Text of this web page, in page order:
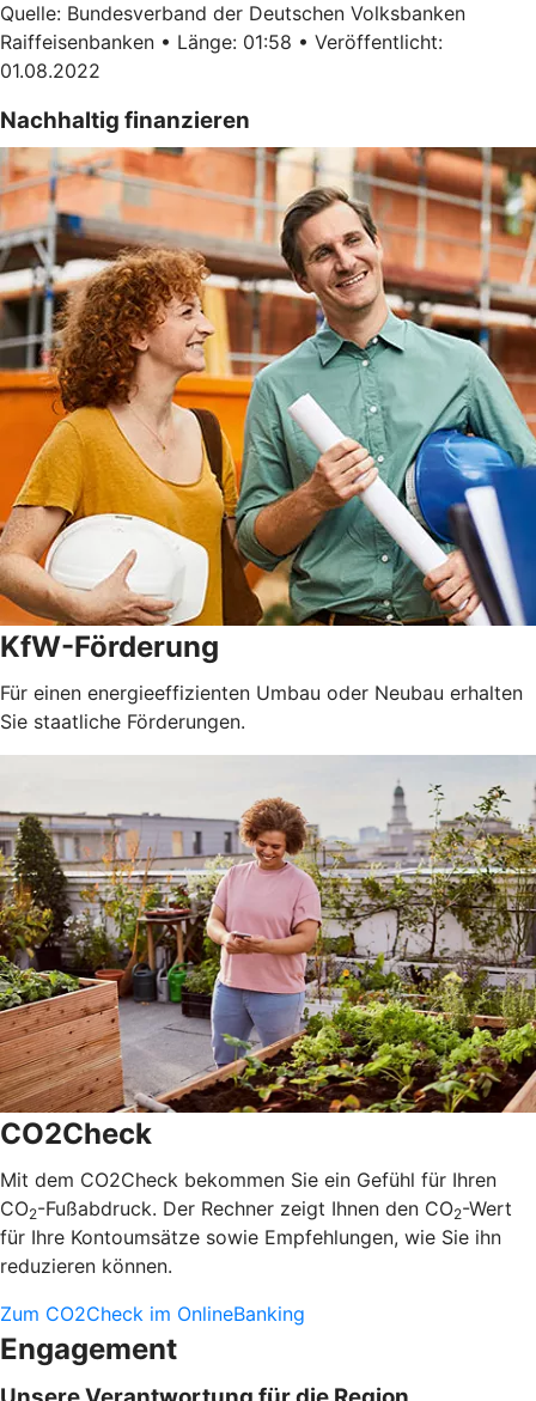
Quelle: Bundesverband der Deutschen Volksbanken
Raiffeisenbanken • Länge: 01:58 • Veröffentlicht:
01.08.2022
Nachhaltig finanzieren
KfW-Förderung
Für einen energieeffizienten Umbau oder Neubau erhalten
Sie staatliche Förderungen.
CO2Check
Mit dem CO2Check bekommen Sie ein Gefühl für Ihren
CO2-Fußabdruck. Der Rechner zeigt Ihnen den CO2-Wert
für Ihre Kontoumsätze sowie Empfehlungen, wie Sie ihn
reduzieren können.
Zum CO2Check im OnlineBanking
Engagement